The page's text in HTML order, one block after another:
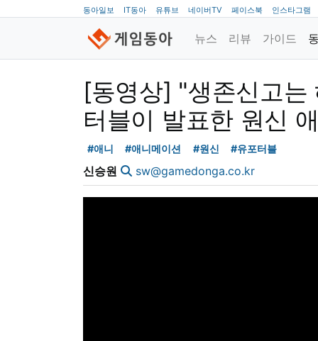
동아일보 IT동아 유튜브 네이버TV 페이스북 인스타그램
뉴스 리뷰 가이드
[동영상] "생존신고는
터블이 발표한 원신
#애니 #애니메이션 #원신 #유포터블
신승원 sw@gamedonga.co.kr